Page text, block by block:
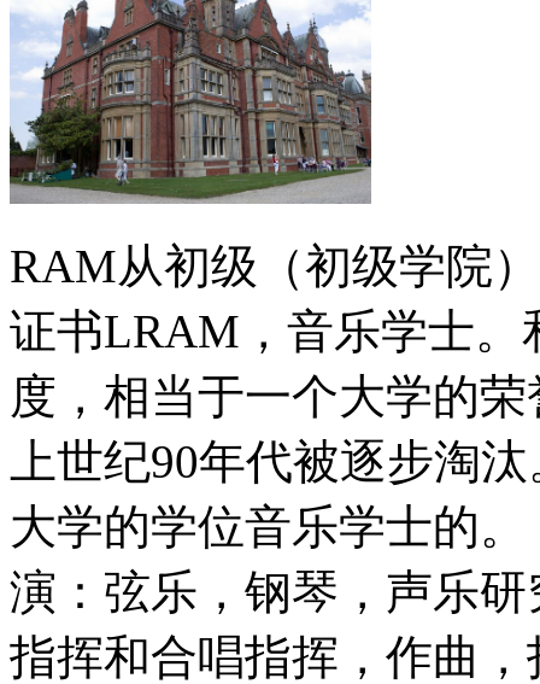
RAM从初级（初级学院
证书LRAM，音乐学士。
度，相当于一个大学的
上世纪90年代被逐步淘
大学的学位音乐学士的
演：弦乐，钢琴，声乐
指挥和合唱指挥，作曲